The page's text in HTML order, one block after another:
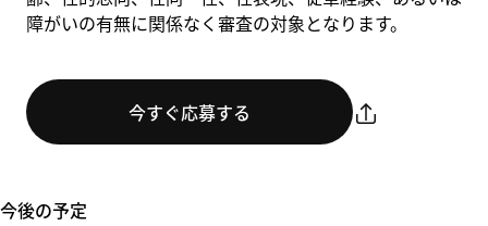
障がいの有無に関係なく審査の対象となります。
今すぐ応募する
今後の予定